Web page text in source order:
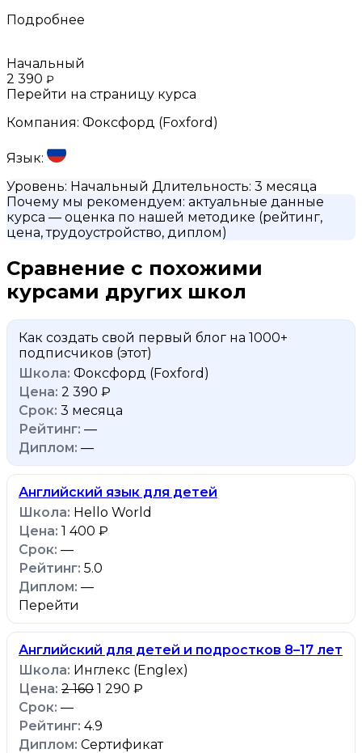
Подробнее
Начальный
2 390 ₽
Перейти на страницу курса
Компания: Фоксфорд (Foxford)
Язык:
Уровень: Начальный Длительность: 3 месяца
Почему мы рекомендуем: актуальные данные
курса — оценка по нашей методике (рейтинг,
цена, трудоустройство, диплом)
Сравнение с похожими
курсами других школ
Как создать свой первый блог на 1000+
подписчиков (этот)
Фоксфорд (Foxford)
2 390 ₽
3 месяца
—
—
Английский язык для детей
Hello World
1 400 ₽
—
5.0
—
Перейти
Английский для детей и подростков 8–17 лет
Инглекс (Englex)
2 160 1 290 ₽
—
4.9
Сертификат